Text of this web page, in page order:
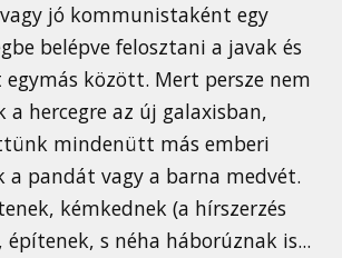
jó kommunistaként egy
belépve felosztani a javak és
között. Mert persze nem
a hercegre az új galaxisban,
mindenütt más emberi
a pandát vagy a barna medvét.
kémkednek (a hírszerzés
s néha háborúznak is...